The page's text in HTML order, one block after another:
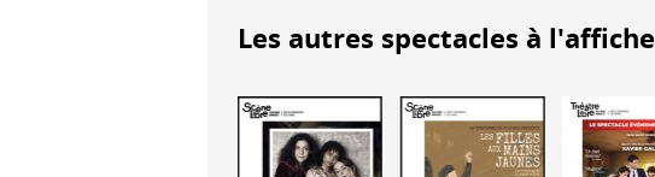
Les autres spectacles à l'affiche